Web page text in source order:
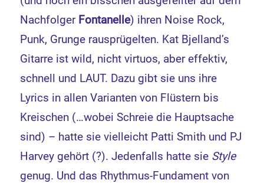
Nachfolger Fontanelle) ihren Noise Rock,
Punk, Grunge rausprügelten. Kat Bjelland’s
Gitarre ist wild, nicht virtuos, aber effektiv,
schnell und LAUT. Dazu gibt sie uns ihre
Lyrics in allen Varianten von Flüstern bis
Kreischen (…wobei Schreie die Hauptsache
sind) – hatte sie vielleicht Patti Smith und PJ
Harvey gehört (?). Jedenfalls hatte sie Style
genug. Und das Rhythmus-Fundament von